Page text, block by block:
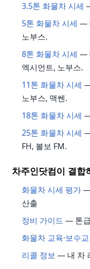
3.5톤 화물차 시세
5톤 화물차 시세 —
노부스.
8톤 화물차 시세 —
엑시언트, 노부스.
11톤 화물차 시세
노부스, 맥쎈.
18톤 화물차 시세
25톤 화물차 시세
FH, 볼보 FM.
차주인닷컴이 결합
화물차 시세 평가—
산출
정비 가이드 — 톤
화물차 교육·보수
리콜 정보 — 내 차